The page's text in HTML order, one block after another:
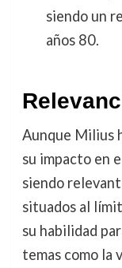
siendo un
años 80.
Aunque Milius
su impacto en
siendo
situados al
su habilidad
temas como la